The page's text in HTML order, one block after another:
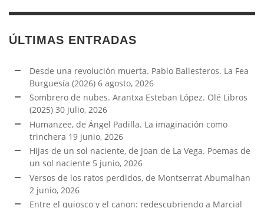
ÚLTIMAS ENTRADAS
Desde una revolución muerta. Pablo Ballesteros. La Fea
Burguesía (2026) 6 agosto, 2026
Sombrero de nubes. Arantxa Esteban López. Olé Libros
(2025) 30 julio, 2026
Humanzee, de Ángel Padilla. La imaginación como
trinchera 19 junio, 2026
Hijas de un sol naciente, de Joan de La Vega. Poemas de
un sol naciente 5 junio, 2026
Versos de los ratos perdidos, de Montserrat Abumalhan
2 junio, 2026
Entre el quiosco y el canon: redescubriendo a Marcial